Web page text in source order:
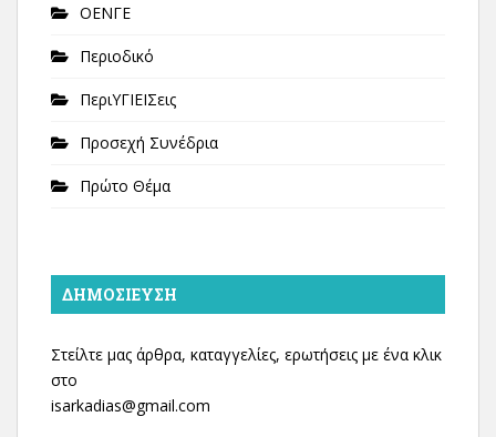
ΟΕΝΓΕ
Περιοδικό
ΠεριΥΓΙΕΙΣεις
Προσεχή Συνέδρια
Πρώτο Θέμα
ΔΗΜΟΣΊΕΥΣΗ
Στείλτε μας άρθρα, καταγγελίες, ερωτήσεις με ένα κλικ
στο
isarkadias@gmail.com